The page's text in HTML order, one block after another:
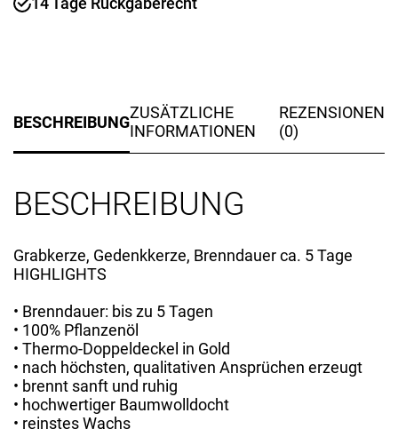
Menge
BESCHREIBUNGZUSÄTZLICHE
INFORMATIONEN
REZENSIONEN
(0)
BESCHREIBUNG
Grabkerze, Gedenkkerze, Brenndauer ca. 5 Tage
HIGHLIGHTS
• Brenndauer: bis zu 5 Tagen
• 100% Pflanzenöl
• Thermo-Doppeldeckel in Gold
• nach höchsten, qualitativen Ansprüchen erzeugt
• brennt sanft und ruhig
• hochwertiger Baumwolldocht
• reinstes Wachs